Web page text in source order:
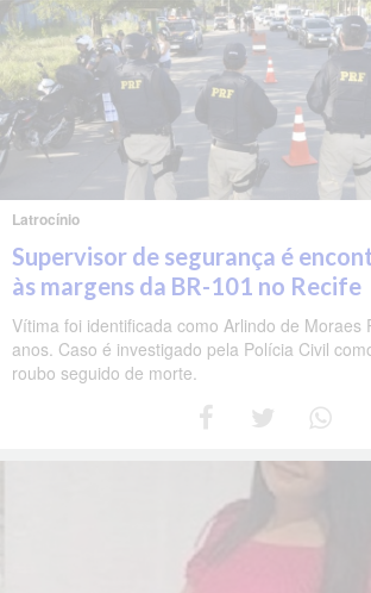
Latrocínio
Supervisor de segurança é
às margens da BR-101 no Recife
Vítima foi identificada como Arlindo de Moraes
anos. Caso é investigado pela Polícia Civil
roubo seguido de morte.